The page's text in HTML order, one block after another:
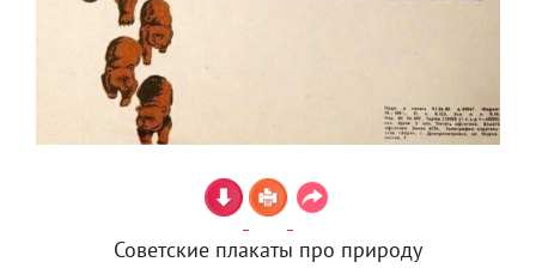
Советские плакаты про природу